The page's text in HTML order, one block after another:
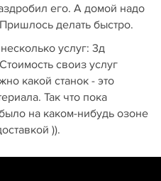
его. А домой надо
делать быстро.
услуг: 3д
своиз услуг
какой станок - это
Так что пока
на каком-нибудь озоне
)).